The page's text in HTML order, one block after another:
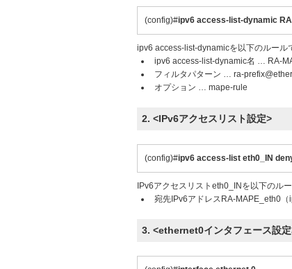
(config)#ipv6 access-list-dynamic
ipv6 access-list-dynamicを以下のルール
ipv6 access-list-dynamic名 … RA-
フィルタパターン … ra-
オプション … mape-rule
2. <IPv6アクセスリスト設定>
(config)#ipv6 access-list eth0_IN
IPv6アクセスリストeth0_INを以下のル
宛先IPv6アドレスRA-MAPE_eth0
3. <ethernet0インタフェース設